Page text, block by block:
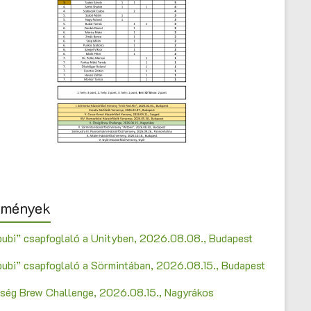
csapfoglaló a Unityben, 2026.08.08., Budapest
csapfoglaló a Sörmintában, 2026.08.15., Budapest
Brew Challenge, 2026.08.15., Nagyrákos